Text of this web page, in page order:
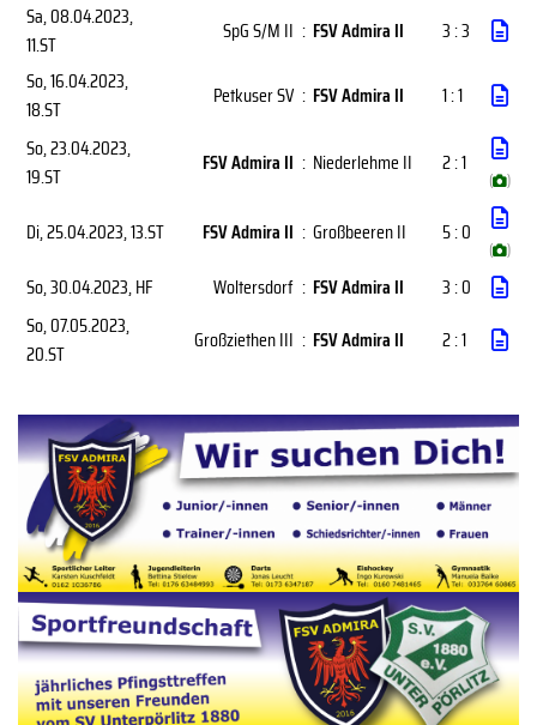
Sa, 08.04.2023,
11.ST
SpG S/M II : FSV Admira II
3 : 3
So, 16.04.2023,
18.ST
Petkuser SV : FSV Admira II
1 : 1
So, 23.04.2023,
19.ST
FSV Admira II : Niederlehme II 2 : 1
( )
Di, 25.04.2023, 13.ST FSV Admira II : Großbeeren II 5 : 0
( )
So, 30.04.2023, HF Woltersdorf : FSV Admira II
3 : 0
So, 07.05.2023,
20.ST
Großziethen III : FSV Admira II 2 : 1